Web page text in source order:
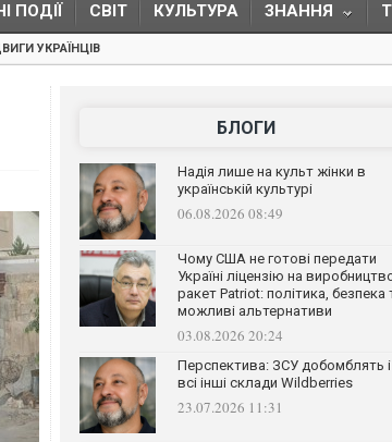
ПОДІЇ СВІТ КУЛЬТУРА ЗНАННЯ
УКРАЇНЦІВ
БЛОГИ
Надія лише на культ жінки в
українській культурі
06.08.2026 08:49
Чому США не готові передати
Україні ліцензію на
ракет Patriot: політика, безпека
можливі альтернативи
03.08.2026 20:24
Перспектива: ЗСУ добомблять і
всі інші склади Wildberries
23.07.2026 11:31